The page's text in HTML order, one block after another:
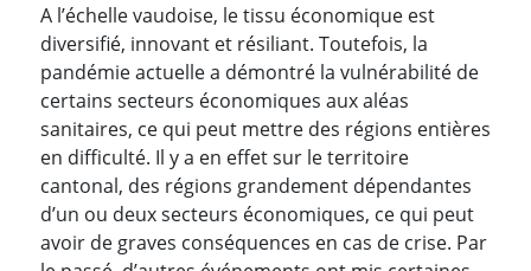
A l’échelle vaudoise, le tissu économique est
diversifié, innovant et résiliant. Toutefois, la
pandémie actuelle a démontré la vulnérabilité de
certains secteurs économiques aux aléas
sanitaires, ce qui peut mettre des régions entières
en difficulté. Il y a en effet sur le territoire
cantonal, des régions grandement dépendantes
d’un ou deux secteurs économiques, ce qui peut
avoir de graves conséquences en cas de crise. Par